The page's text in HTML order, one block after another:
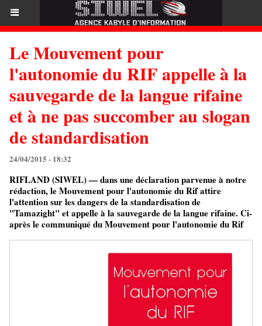
Le Mouvement pour
l'autonomie du RIF appelle à la
sauvegarde de la langue rifaine
et à ne pas succomber au slogan
de standardisation
24/04/2015 - 18:32
RIFLAND (SIWEL) — dans une déclaration parvenue à notre
rédaction, le Mouvement pour l'autonomie du Rif attire
l'attention sur les dangers de la standardisation de
"Tamazight" et appelle à la sauvegarde de la langue rifaine. Ci-
après le communiqué du Mouvement pour l'autonomie du Rif